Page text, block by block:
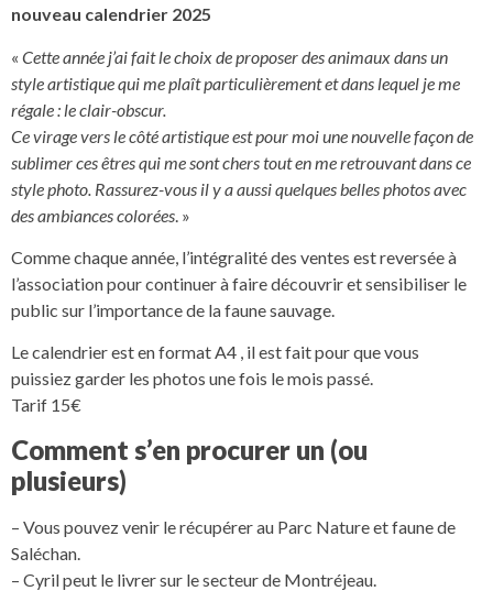
nouveau calendrier 2025
« Cette année j’ai fait le choix de proposer des animaux dans un
style artistique qui me plaît particulièrement et dans lequel je me
régale : le clair-obscur.
Ce virage vers le côté artistique est pour moi une nouvelle façon de
sublimer ces êtres qui me sont chers tout en me retrouvant dans ce
style photo. Rassurez-vous il y a aussi quelques belles photos avec
des ambiances colorées . »
Comme chaque année, l’intégralité des ventes est reversée à
l’association pour continuer à faire découvrir et sensibiliser le
public sur l’importance de la faune sauvage.
Le calendrier est en format A4 , il est fait pour que vous
puissiez garder les photos une fois le mois passé.
Tarif 15€
Comment s’en procurer un (ou
plusieurs)
– Vous pouvez venir le récupérer au Parc Nature et faune de
Saléchan.
– Cyril peut le livrer sur le secteur de Montréjeau.